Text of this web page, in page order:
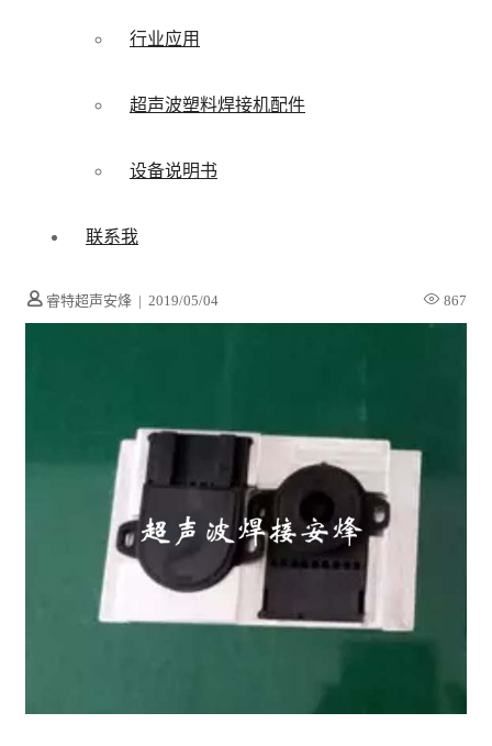
行业应用
超声波塑料焊接机配件
设备说明书
联系我
睿特超声安烽 | 2019/05/04 867